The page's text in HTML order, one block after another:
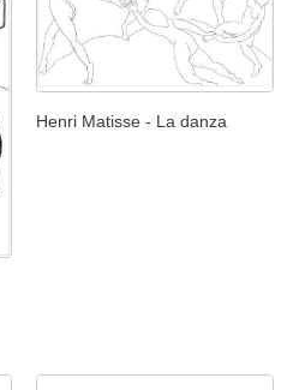
Henri Matisse - La danza